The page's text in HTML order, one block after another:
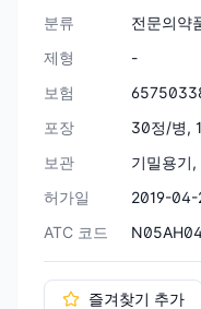
분류
전문의약
제형
-
보험
포장
30정/병,
보관
기밀용
허가일
2019-04-
ATC 코드
즐겨찾기 추가